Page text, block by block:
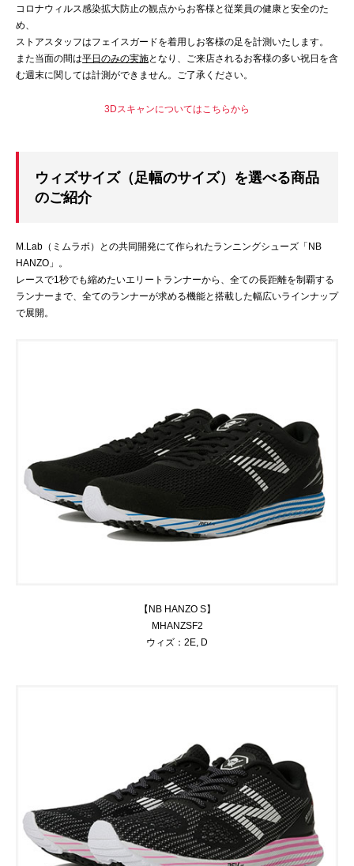
コロナウィルス感染拡大防止の観点からお客様と従業員の健康と安全のた
め、
ストアスタッフはフェイスガードを着用しお客様の足を計測いたします。
また当面の間は平日のみの実施となり、ご来店されるお客様の多い祝日を含
む週末に関しては計測ができません。ご了承ください。
3Dスキャンについてはこちらから
ウィズサイズ（足幅のサイズ）を選べる商品
のご紹介
M.Lab（ミムラボ）との共同開発にて作られたランニングシューズ「NB
HANZO」。
レースで1秒でも縮めたいエリートランナーから、全ての長距離を制覇する
ランナーまで、全てのランナーが求める機能と搭載した幅広いラインナップ
で展開。
【NB HANZO S】
MHANZSF2
ウィズ：2E, D